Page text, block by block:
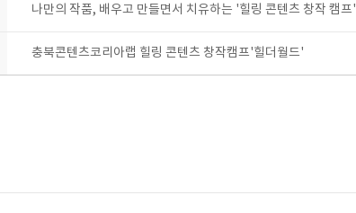
나만의 작품, 배우고 만들면서 치유하는 '힐링 콘텐츠 창작 캠프'
충북콘텐츠코리아랩 힐링 콘텐츠 창작캠프'힐더월드'